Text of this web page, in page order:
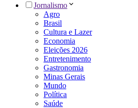
Jornalismo
Agro
Brasil
Cultura e Lazer
Economia
Eleições 2026
Entretenimento
Gastronomia
Minas Gerais
Mundo
Política
Saúde